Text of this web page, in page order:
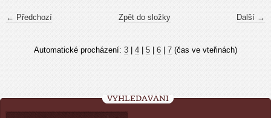
← Předchozí Další →
Zpět do složky
Automatické procházení: 3 4 5 6 7 (čas ve vteřinách)
VYHLEDÁVÁNÍ